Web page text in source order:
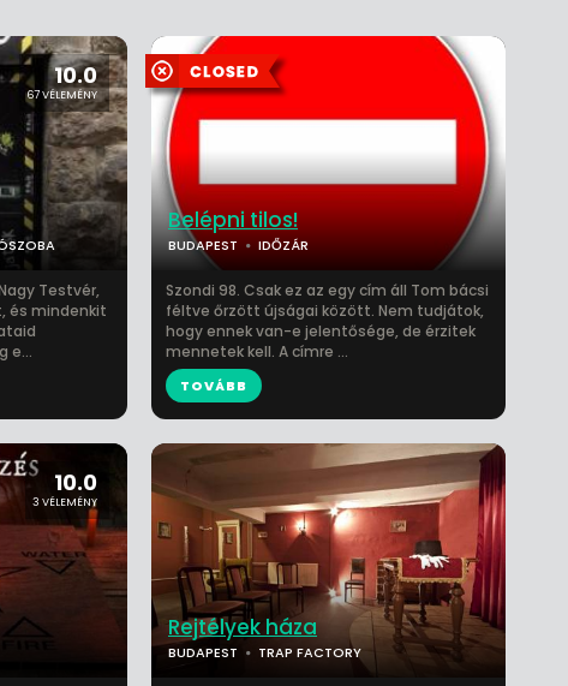
10.0
67 VÉLEMÉNY
Testvér,
és mindenkit
e...
Belépni tilos!
BUDAPEST IDŐZÁR
Szondi 98. Csak ez az egy cím áll Tom bácsi
féltve őrzött újságai között. Nem tudjátok,
hogy ennek van-e jelentősége, de érzitek
mennetek kell. A címre ...
TOVÁBB
10.0
3 VÉLEMÉNY
Rejtélyek háza
BUDAPEST TRAP FACTORY